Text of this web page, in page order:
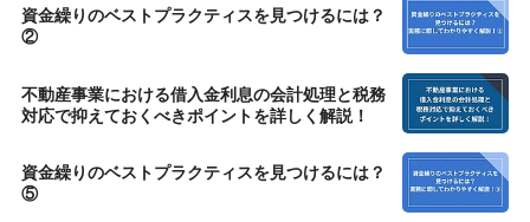
資金繰りのベストプラクティスを見つけるには？
②
不動産事業における借入金利息の会計処理と税務
対応で抑えておくべきポイントを詳しく解説！
資金繰りのベストプラクティスを見つけるには？
⑤